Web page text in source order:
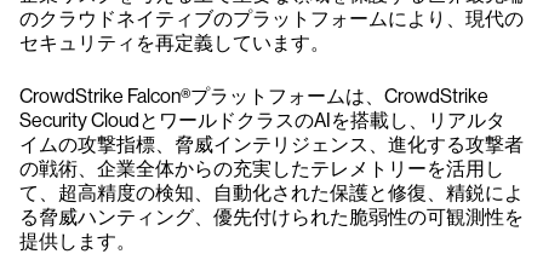
のクラウドネイティブのプラットフォームにより、現代の
セキュリティを再定義しています。
CrowdStrike Falcon®プラットフォームは、CrowdStrike
Security CloudとワールドクラスのAIを搭載し、リアルタ
イムの攻撃指標、脅威インテリジェンス、進化する攻撃者
の戦術、企業全体からの充実したテレメトリーを活用し
て、超高精度の検知、自動化された保護と修復、精鋭によ
る脅威ハンティング、優先付けられた脆弱性の可観測性を
提供します。